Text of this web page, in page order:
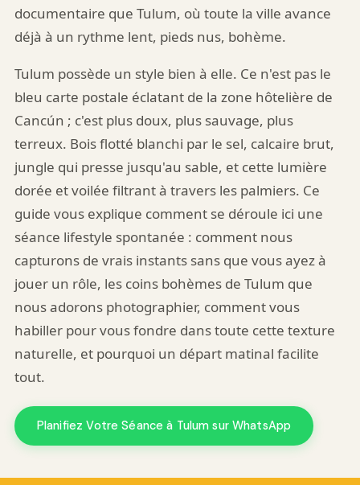
documentaire que Tulum, où toute la ville avance
déjà à un rythme lent, pieds nus, bohème.
Tulum possède un style bien à elle. Ce n'est pas le
bleu carte postale éclatant de la zone hôtelière de
Cancún ; c'est plus doux, plus sauvage, plus
terreux. Bois flotté blanchi par le sel, calcaire brut,
jungle qui presse jusqu'au sable, et cette lumière
dorée et voilée filtrant à travers les palmiers. Ce
guide vous explique comment se déroule ici une
séance lifestyle spontanée : comment nous
capturons de vrais instants sans que vous ayez à
jouer un rôle, les coins bohèmes de Tulum que
nous adorons photographier, comment vous
habiller pour vous fondre dans toute cette texture
naturelle, et pourquoi un départ matinal facilite
tout.
Planifiez Votre Séance à Tulum sur WhatsApp